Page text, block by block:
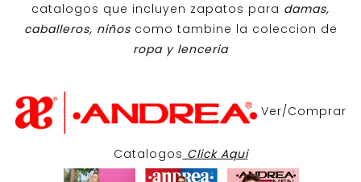
catalogos que incluyen zapatos para damas,
caballeros, niños como tambine la coleccion de
ropa y lenceria
Ver/Comprar
Catalogos Click Aqui